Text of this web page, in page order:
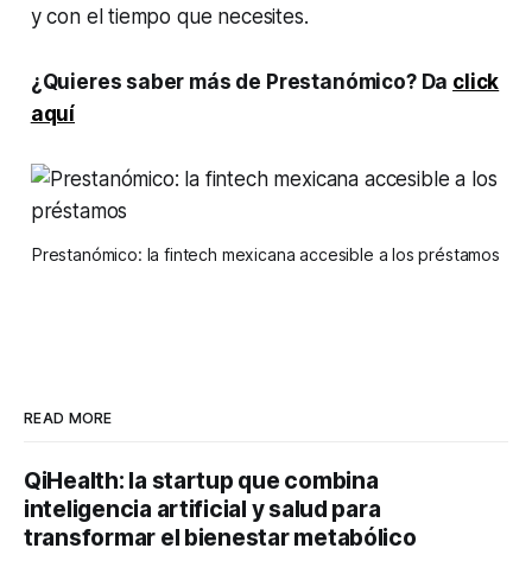
y con el tiempo que necesites.
¿Quieres saber más de Prestanómico? Da click
aquí
Prestanómico: la fintech mexicana accesible a los préstamos
READ MORE
QiHealth: la startup que combina
inteligencia artificial y salud para
transformar el bienestar metabólico